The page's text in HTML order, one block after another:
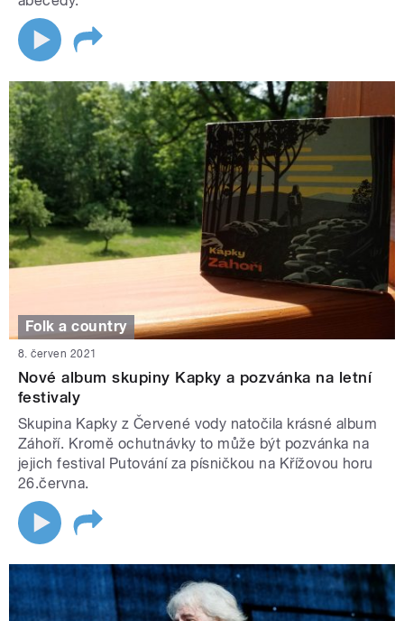
Folk a country
8. červen 2021
Nové album skupiny Kapky a pozvánka na letní
festivaly
Skupina Kapky z Červené vody natočila krásné album
Záhoří. Kromě ochutnávky to může být pozvánka na
jejich festival Putování za písničkou na Křížovou horu
26.června.